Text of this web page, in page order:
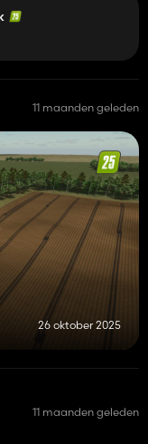
11 maanden geleden
26 oktober 2025
11 maanden geleden